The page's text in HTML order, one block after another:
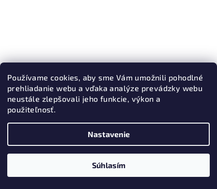
Používame cookies, aby sme Vám umožnili pohodlné
prehliadanie webu a vďaka analýze prevádzky webu
neustále zlepšovali jeho funkcie, výkon a
použiteľnosť.
Nastavenie
Súhlasím
Zelená káva Etiópia Sidamo Gr.2 Abeba
300 g 1 kg
Skladom